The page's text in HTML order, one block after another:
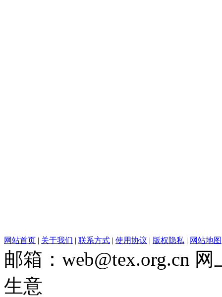
网站首页 | 关于我们 | 联系方式 | 使用协议 | 版权隐私 | 网站地图
邮箱：web@tex.org.cn
生意